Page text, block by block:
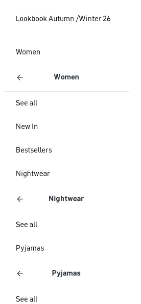
Lookbook Autumn /Winter 26
Women
Women
See all
New In
Bestsellers
Nightwear
Nightwear
See all
Pyjamas
Pyjamas
See all